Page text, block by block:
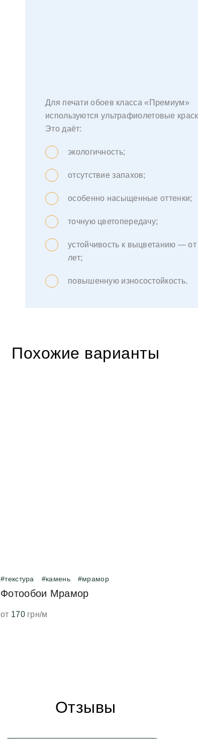
Для печати обоев класса «Премиум»
используются ультрафиолетовые
Это даёт:
экологичность;
отсутствие запахов;
особенно насыщенные оттенки;
точную цветопередачу;
устойчивость к выцветанию — от
лет;
повышенную износостойкость.
Похожие варианты
#текстура #камень #мрамор
Фотообои Мрамор
от 170грн/м
Отзывы